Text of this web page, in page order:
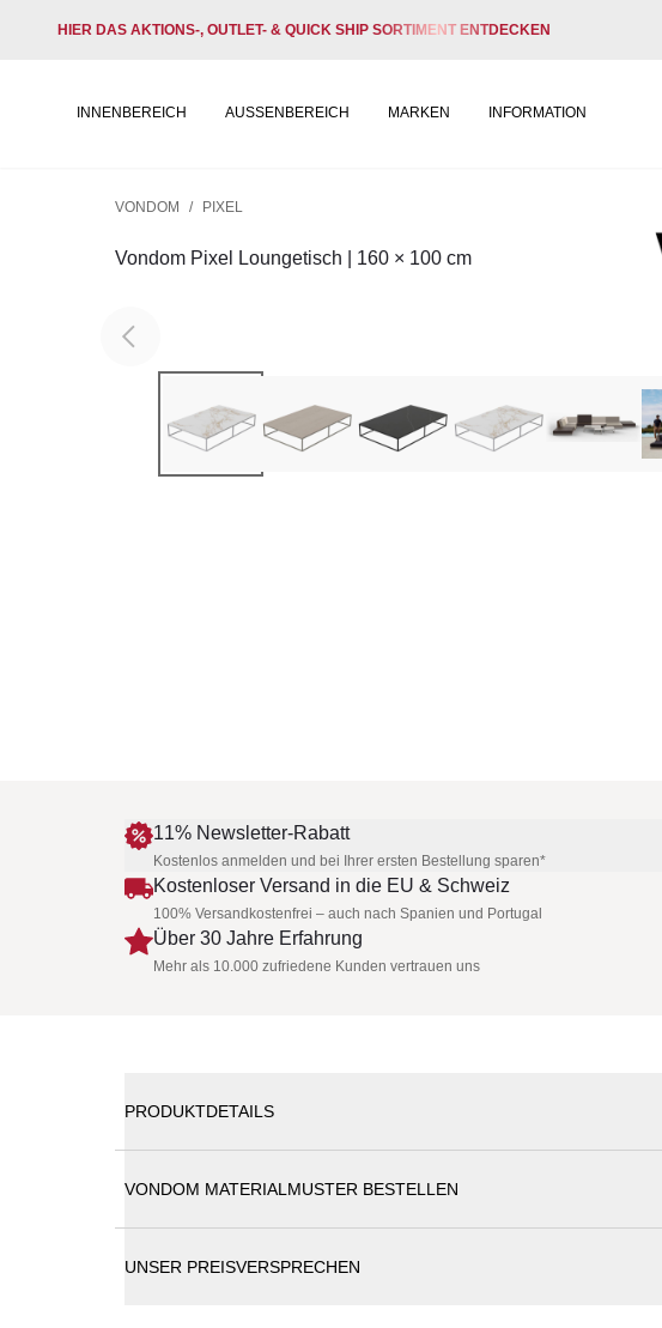
HIER DAS AKTIONS-, OUTLET- & QUICK SHIP SORTIMENT ENTDECKEN
INNENBEREICH AUSSENBEREICH MARKEN INFORMATION
VONDOM / PIXEL
Vondom Pixel Loungetisch | 160 × 100 cm
11% Newsletter-Rabatt
Kostenlos anmelden und bei Ihrer ersten Bestellung sparen*
Kostenloser Versand in die EU & Schweiz
100% Versandkostenfrei – auch nach Spanien und Portugal
Über 30 Jahre Erfahrung
Mehr als 10.000 zufriedene Kunden vertrauen uns
PRODUKTDETAILS
VONDOM MATERIALMUSTER BESTELLEN
UNSER PREISVERSPRECHEN